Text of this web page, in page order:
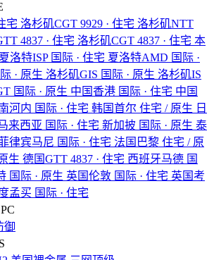
宅 洛杉矶CGT 9929 · 住宅 洛杉矶NTT
4837 · 住宅 洛杉矶CGT 4837 · 住宅 本
夏洛特ISP 国际 · 住宅 夏洛特AMD 国际 ·
· 原生 洛杉矶GIS 国际 · 原生 洛杉矶IS
国际 · 原生 中国香港 国际 · 住宅 中国
河内 国际 · 住宅 韩国首尔 住宅 / 原生 日
来西亚 国际 · 住宅 新加披 国际 · 原生 泰
律宾马尼 国际 · 住宅 法国巴黎 住宅 / 原
生 德国GTT 4837 · 住宅 西班牙马德 国
国际 · 原生 英国伦敦 国际 · 住宅 英国考
孟买 国际 · 住宅
御